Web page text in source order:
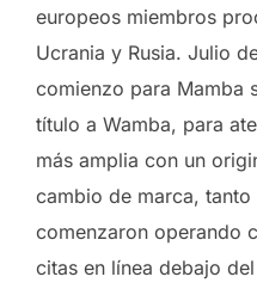
europeos miembros
Ucrania y Rusia. Julio
comienzo para Mamba
título a Wamba, para
más amplia con un
cambio de marca,
comenzaron operando
citas en línea debajo